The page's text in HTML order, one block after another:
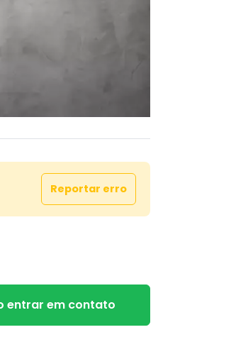
Reportar erro
entrar em contato